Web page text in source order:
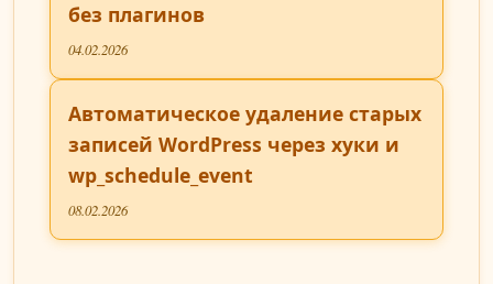
без плагинов
04.02.2026
Автоматическое удаление старых
записей WordPress через хуки и
wp_schedule_event
08.02.2026